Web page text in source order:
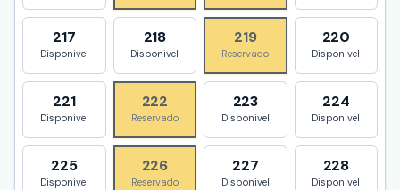
217
Disponivel
218
Disponivel
219
Reservado
220
Disponivel
221
Disponivel
222
Reservado
223
Disponivel
224
Disponivel
225
Disponivel
226
Reservado
227
Disponivel
228
Disponivel